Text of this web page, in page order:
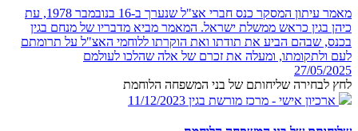
מאמר עיתון המסקר כנס חברי אצ"ל שנערך ב-16 בנובמבר 1978, עת
כיהן בגין כראש ממשלת ישראל. המאמר מביא מדבריו של מנחם בגין
בכנס, שבהם הביע את תודתו ואת הוקרתו ללוחמי האצ"ל על תרומתם
לעם ולתקומתו, ומעלה את זכרם של אלה שהלכו לעולמם
27/05/2025
לחץ לבחירה שליחותם של בני המשפחה הלוחמת
ארכיון אישי - מרכז מורשת בגין 11/12/2023